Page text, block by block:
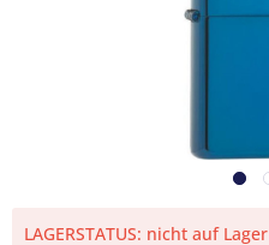
LAGERSTATUS: nicht auf Lager